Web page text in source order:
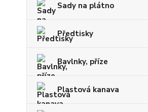
Sady na plátno
Předtisky
Bavlnky, příze
Plastová kanava